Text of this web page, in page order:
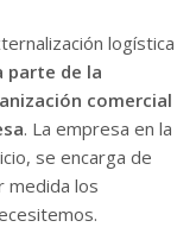
logística
parte de la
comercial
. La empresa en la
se encarga de
medida los